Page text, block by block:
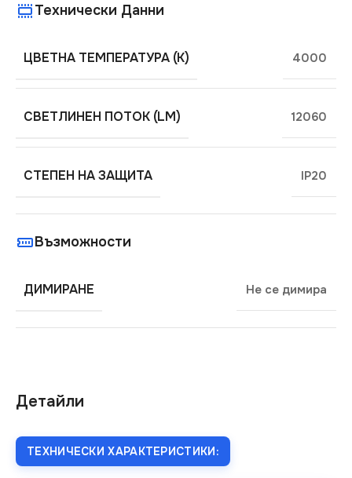
Детайли
ТЕХНИЧЕСКИ ХАРАКТЕРИСТИКИ:
Технически Данни
ЦВЕТНА ТЕМПЕРАТУРА (K) 4000
СВЕТЛИНЕН ПОТОК (LM) 12060
СТЕПЕН НА ЗАЩИТА IP20
Възможности
ДИМИРАНЕ Не се димира